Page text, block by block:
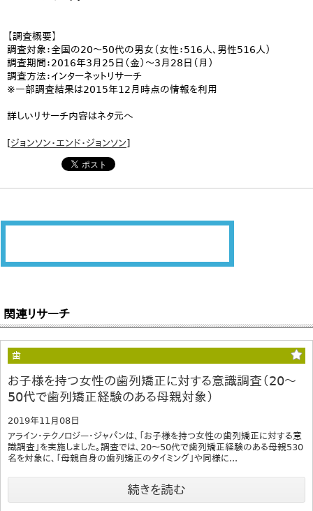
【調査概要】
調査対象：全国の20～50代の男女（女性：516人、男性516人）
調査期間：2016年3月25日（金）～3月28日（月）
調査方法：インターネットリサーチ
※一部調査結果は2015年12月時点の情報を利用
詳しいリサーチ内容はネタ元へ
[ジョンソン・エンド・ジョンソン]
関連リサーチ
歯
お子様を持つ女性の歯列矯正に対する意識調査（20～
50代で歯列矯正経験のある母親対象）
2019年11月08日
アライン・テクノロジー・ジャパンは、「お子様を持つ女性の歯列矯正に対する意
識調査」を実施しました。調査では、20～50代で歯列矯正経験のある母親530
名を対象に、「母親自身の歯列矯正のタイミング」や同様に...
続きを読む